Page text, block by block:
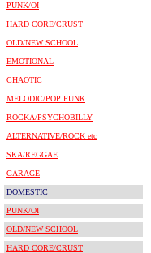
PUNK/OI
HARD CORE/CRUST
OLD/NEW SCHOOL
EMOTIONAL
CHAOTIC
MELODIC/POP PUNK
ROCKA/PSYCHOBILLY
ALTERNATIVE/ROCK etc
SKA/REGGAE
GARAGE
DOMESTIC
PUNK/OI
OLD/NEW SCHOOL
HARD CORE/CRUST